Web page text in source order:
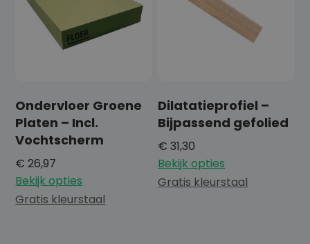
Ondervloer Groene
Platen – Incl.
Vochtscherm
€ 26,97
Bekijk opties
Gratis kleurstaal
Dilatatieprofiel –
Bijpassend gefolied
€ 31,30
Bekijk opties
Gratis kleurstaal